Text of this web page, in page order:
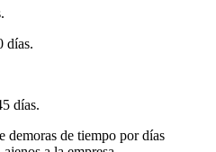
días.
días.
demoras de tiempo por días